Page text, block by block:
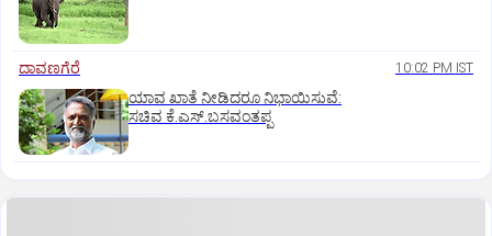
ದಾವಣಗೆರೆ 10:02 PM IST
ಯಾವ ಖಾತೆ ನೀಡಿದರೂ ನಿಭಾಯಿಸುವೆ:
ಸಚಿವ ಕೆ.ಎಸ್.ಬಸವಂತಪ್ಪ